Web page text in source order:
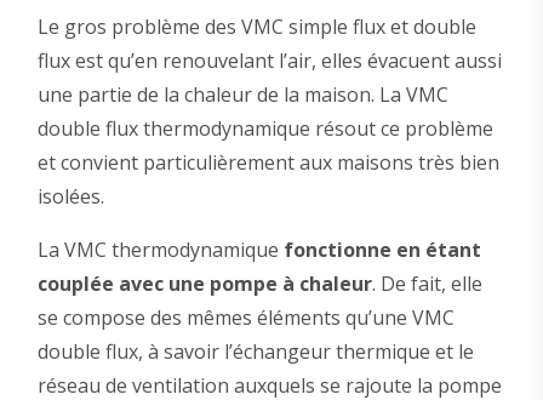
Le gros problème des VMC simple flux et double
flux est qu’en renouvelant l’air, elles évacuent aussi
une partie de la chaleur de la maison. La VMC
double flux thermodynamique résout ce problème
et convient particulièrement aux maisons très bien
isolées.
La VMC thermodynamique fonctionne en étant
couplée avec une pompe à chaleur. De fait, elle
se compose des mêmes éléments qu’une VMC
double flux, à savoir l’échangeur thermique et le
réseau de ventilation auxquels se rajoute la pompe